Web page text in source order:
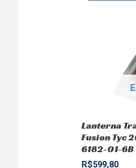
Lanterna
Fusion Tyc
6182-01-6B
R$599,80